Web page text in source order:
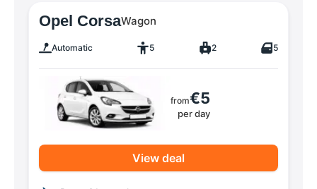
Opel CorsaWagon
Automatic 5 2 5
from€5
per day
View deal